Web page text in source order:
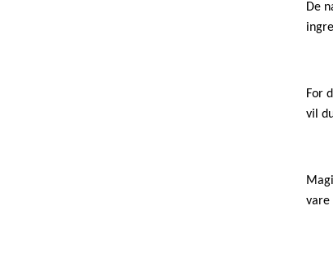
De
For
vil
vare